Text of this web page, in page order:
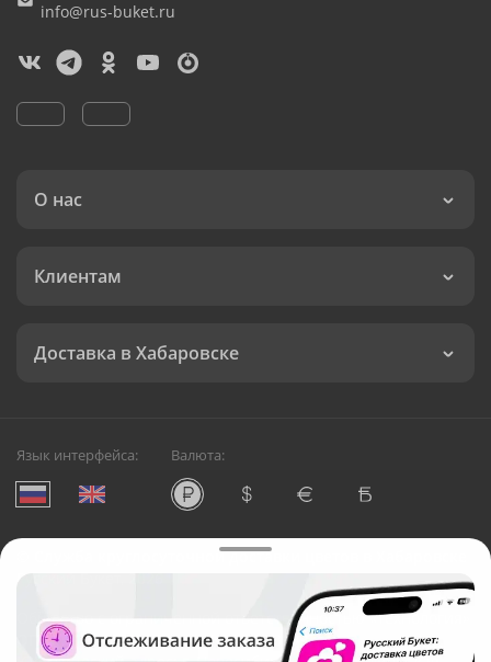
info@rus-buket.ru
О нас
Клиентам
Доставка в Хабаровске
Язык интерфейса: Валюта:
Служба круглосуточной доставки цветов в Хабаровске
Русский Букет, 2026
Общество с ограниченной ответственностью «Технология»
ОГРН: 1195476081745, ИНН: 5410081997